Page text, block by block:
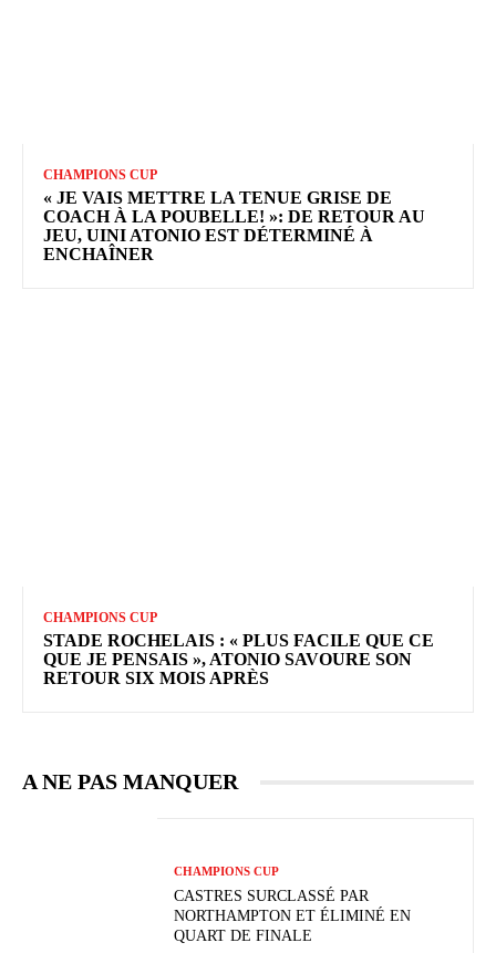
CHAMPIONS CUP
« JE VAIS METTRE LA TENUE GRISE DE
COACH À LA POUBELLE! »: DE RETOUR AU
JEU, UINI ATONIO EST DÉTERMINÉ À
ENCHAÎNER
CHAMPIONS CUP
STADE ROCHELAIS : « PLUS FACILE QUE CE
QUE JE PENSAIS », ATONIO SAVOURE SON
RETOUR SIX MOIS APRÈS
A NE PAS MANQUER
CHAMPIONS CUP
CASTRES SURCLASSÉ PAR
NORTHAMPTON ET ÉLIMINÉ EN
QUART DE FINALE